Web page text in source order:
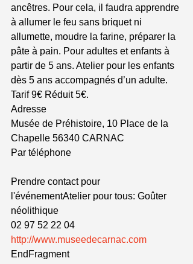
ancêtres. Pour cela, il faudra apprendre
à allumer le feu sans briquet ni
allumette, moudre la farine, préparer la
pâte à pain. Pour adultes et enfants à
partir de 5 ans. Atelier pour les enfants
dès 5 ans accompagnés d’un adulte.
Tarif 9€ Réduit 5€.
Adresse
Musée de Préhistoire, 10 Place de la
Chapelle 56340 CARNAC
Par téléphone
Prendre contact pour
l'événementAtelier pour tous: Goûter
néolithique
02 97 52 22 04
http://www.museedecarnac.com
EndFragment